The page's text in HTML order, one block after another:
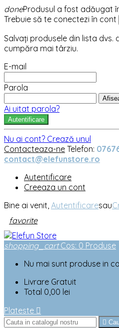
doneProdusul a fost adăugat
Trebuie să te conectezi în cont
Salvați produsele din lista dvs.
cumpăra mai târziu.
E-mail
Parola
Ai uitat parola?
Autentificare
Nu ai cont? Crează unul
Contacteaza-ne Telefon:
contact@elefunstore.ro
Autentificare
Creeaza un cont
Bine ai venit, Autentificaresau
favorite
shopping_cart Cos: 0 Produse
Nu mai sunt produse in
Livrare Gratuit
Total 0,00 lei
Plateste 
